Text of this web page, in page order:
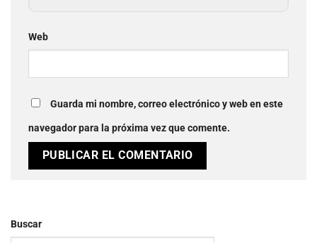
Web
Guarda mi nombre, correo electrónico y web en este
navegador para la próxima vez que comente.
Buscar